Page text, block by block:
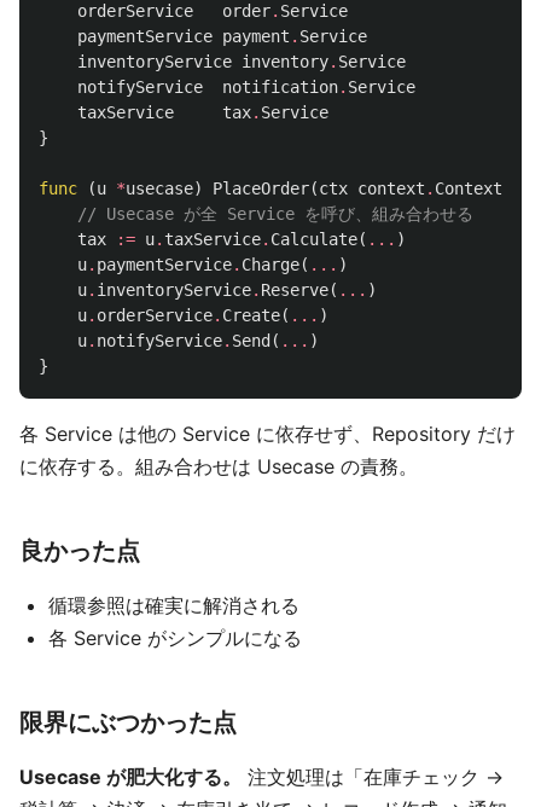
orderService
order. Service
paymentService payment . Service
inventoryService inventory. Service
notifyService
notification. Service
taxService
tax. Service
}
func (u *usecase) PlaceOrder(ctx context . Context
// Usecase が全 Service を呼び、組み合わせる
tax
:= u. taxService. Calculate( ... )
u. paymentService. Charge( ... )
u. inventoryService. Reserve( ... )
u. orderService. Create( ... )
u. notifyService. Send ( ... )
}
各 Service は他の Service に依存せず、Repository だけ
に依存する。組み合わせは Usecase の責務。
良かった点
循環参照は確実に解消される
各 Service がシンプルになる
限界にぶつかった点
Usecase が肥大化する。
注文処理は「在庫チェック →